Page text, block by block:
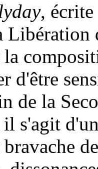
,
Libération
d'être
de la
s'agit